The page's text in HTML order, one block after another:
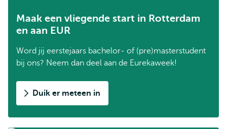
Maak een vliegende start in Rotterdam
en aan EUR
Word jij eerstejaars bachelor- of (pre)masterstudent
bij ons? Neem dan deel aan de Eurekaweek!
Duik er meteen in